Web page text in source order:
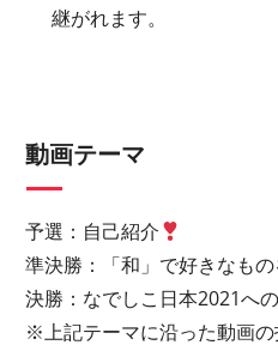
継がれます。
動画テーマ
予選：自己紹介
準決勝：「和」で好きなも
決勝：なでしこ日本2021へ
※上記テーマに沿った動画